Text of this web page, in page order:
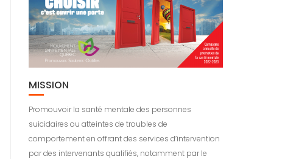
MISSION
Promouvoir la santé mentale des personnes
suicidaires ou atteintes de troubles de
comportement en offrant des services d’intervention
par des intervenants qualifiés, notamment par le